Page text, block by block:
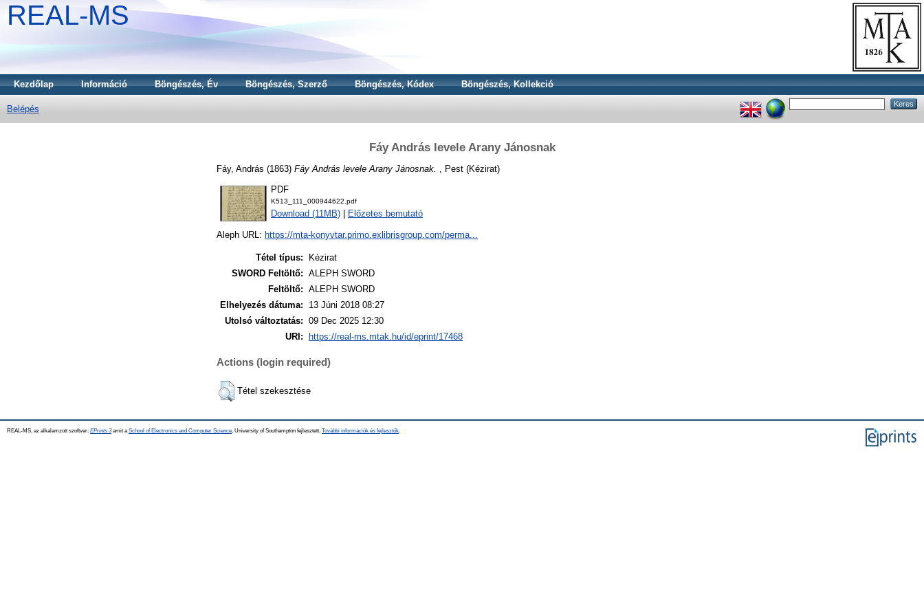
REAL-MS
Kezdőlap Információ Böngészés, Év Böngészés, Szerző Böngészés, Kódex Böngészés, Kollekció
Belépés
Fáy András levele Arany Jánosnak
Fáy, András (1863) Fáy András levele Arany Jánosnak. , Pest (Kézirat)
PDF
K513_111_000944622.pdf
Download (11MB) Előzetes bemutató
Aleph URL: https://mta-konyvtar.primo.exlibrisgroup.com/perma...
Tétel típus:
Kézirat
SWORD Feltöltő: ALEPH SWORD
Feltöltő: ALEPH SWORD
Elhelyezés dátuma:
13 Júni 2018 08:27
Utolsó változtatás: 09 Dec 2025 12:30
URI:
https://real-ms.mtak.hu/id/eprint/17468
Actions (login required)
Tétel szekesztése
REAL-MS, az alkalamzott szoftver: EPrints 3amit a School of Electronics and Computer Science , University of Southampton fejlesztett. További információk és fejlesztők